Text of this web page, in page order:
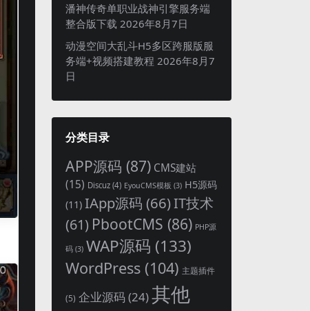
潘神传奇单职业战神引擎服务端
整合版下载 2026年8月7日
动漫空间大乱斗H5多区跨服版服
务端+视频搭建教程 2026年8月7
日
分类目录
APP源码 (87) CMS建站
(15) Discuz (4) EyouCMS模板 (3) H5源码
(11) IApp源码 (66)IT技术
(61) PbootCMS (86) PHP源
码 (3) WAP源码 (133)
WordPress (104) 主题插件
(5) 企业源码 (24)其他